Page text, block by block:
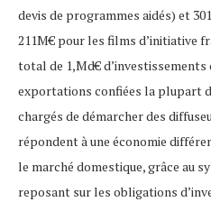
devis de programmes aidés) et
211M€ pour les films d’initiative
total de 1,Md€ d’investissements
exportations confiées la plupart
chargés de démarcher des
répondent à une économie
le marché domestique, grâce au
reposant sur les obligations